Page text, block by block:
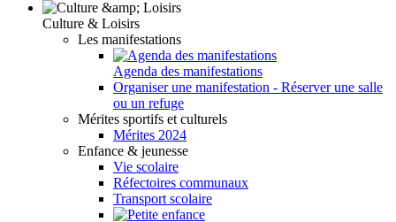
Culture & Loisirs
Les manifestations
Agenda des manifestations
Organiser une manifestation - Réserver une salle
ou un refuge
Mérites sportifs et culturels
Mérites 2024
Enfance & jeunesse
Vie scolaire
Réfectoires communaux
Transport scolaire